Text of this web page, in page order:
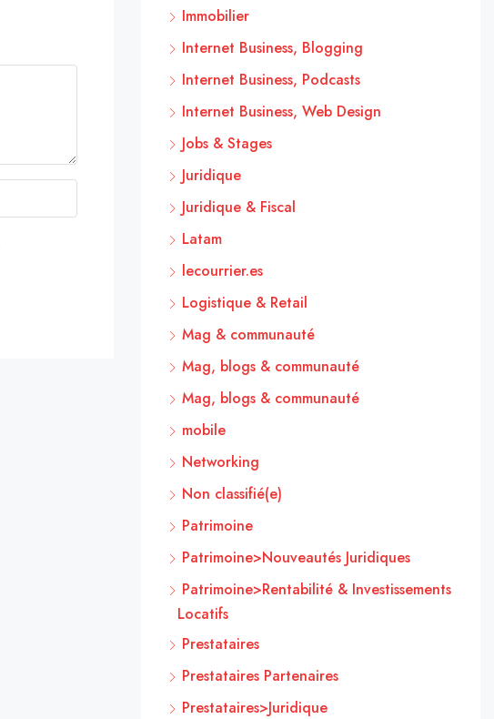
Immobilier
Internet Business, Blogging
Internet Business, Podcasts
Internet Business, Web Design
Jobs & Stages
Juridique
Juridique & Fiscal
Latam
lecourrier.es
Logistique & Retail
Mag & communauté
Mag, blogs & communauté
Mag, blogs & communauté
mobile
Networking
Non classifié(e)
Patrimoine
Patrimoine>Nouveautés Juridiques
Patrimoine>Rentabilité & Investissements
Locatifs
Prestataires
Prestataires Partenaires
Prestataires>Juridique